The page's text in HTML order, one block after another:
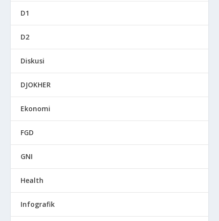
D1
D2
Diskusi
DJOKHER
Ekonomi
FGD
GNI
Health
Infografik